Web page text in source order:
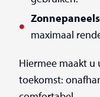
maximaal
Hiermee maakt u
toekomst: